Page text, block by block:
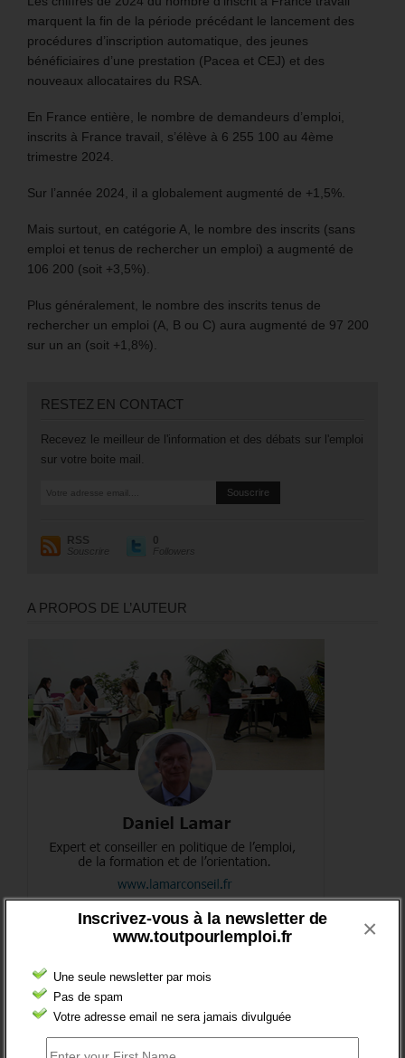
Inscrivez-vous à la newsletter de
www.toutpourlemploi.fr
Une seule newsletter par mois
Pas de spam
Votre adresse email ne sera jamais divulguée
×
marquent la fin de la période précédant le lancement des
procédures d’inscription automatique, des jeunes
bénéficiaires d’une prestation (Pacea et CEJ) et des
nouveaux allocataires du RSA.
En France entière, le nombre de demandeurs d’emploi,
inscrits à France travail, s’élève à 6 255 100 au 4ème
trimestre 2024.
Sur l’année 2024, il a globalement augmenté de +1,5%.
Mais surtout, en catégorie A, le nombre des inscrits (sans
emploi et tenus de rechercher un emploi) a augmenté de
106 200 (soit +3,5%).
Plus généralement, le nombre des inscrits tenus de
rechercher un emploi (A, B ou C) aura augmenté de 97 200
sur un an (soit +1,8%).
RESTEZ EN CONTACT
Recevez le meilleur de l'information et des débats sur l'emploi
sur votre boite mail.
RSS
Souscrire
0
Followers
A PROPOS DE L’AUTEUR
DERNIERS TWEETS
Sorry, no Tweets were found.
COMMENTEZ LES ARTICLES DU BLOG